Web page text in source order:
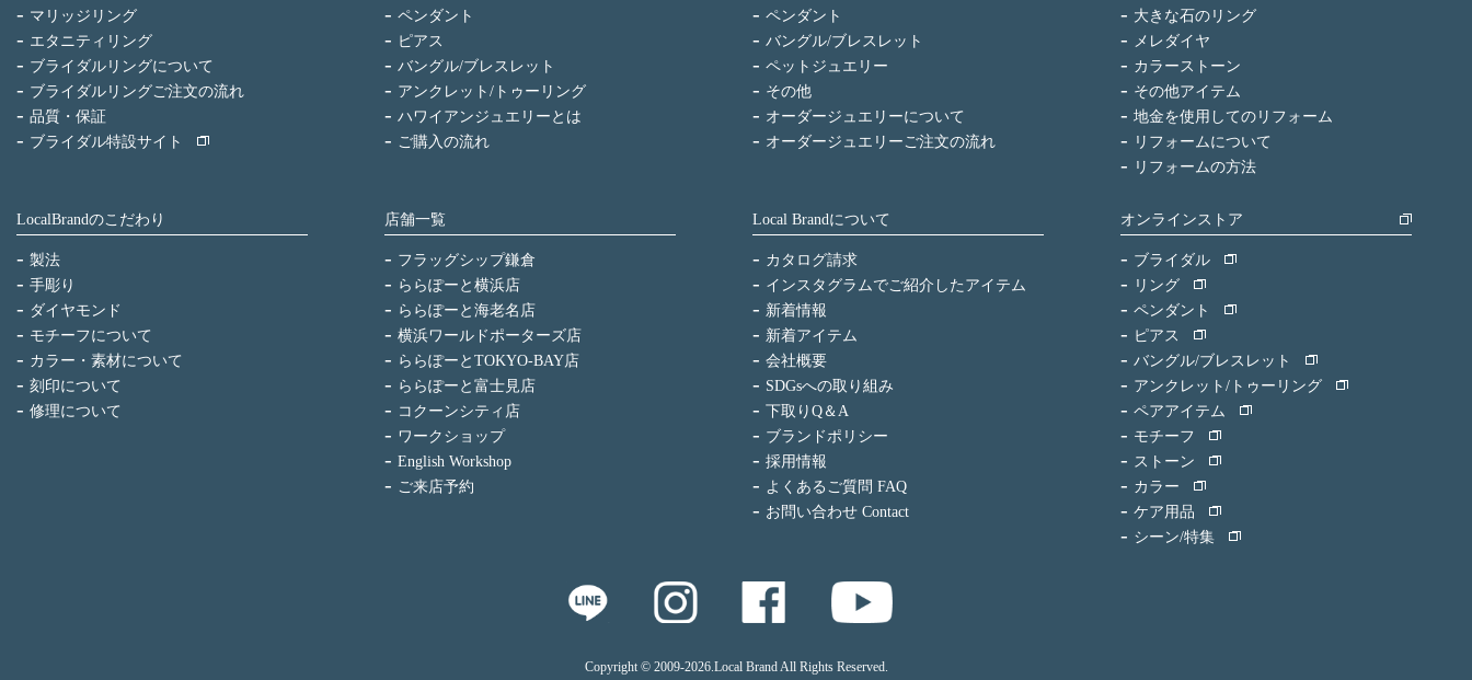
マリッジリング
エタニティリング
ブライダルリングについて
ブライダルリングご注文の流れ
品質・保証
ブライダル特設サイト
ペンダント
ピアス
バングル/ブレスレット
アンクレット/トゥーリング
ハワイアンジュエリーとは
ご購入の流れ
ペンダント
バングル/ブレスレット
ペットジュエリー
その他
オーダージュエリーについて
オーダージュエリーご注文の流れ
大きな石のリング
メレダイヤ
カラーストーン
その他アイテム
地金を使用してのリフォーム
リフォームについて
リフォームの方法
LocalBrandのこだわり
製法
手彫り
ダイヤモンド
モチーフについて
カラー・素材について
刻印について
修理について
店舗一覧
フラッグシップ鎌倉
ららぽーと横浜店
ららぽーと海老名店
横浜ワールドポーターズ店
ららぽーとTOKYO-BAY店
ららぽーと富士見店
コクーンシティ店
ワークショップ
English Workshop
ご来店予約
Local Brandについて
カタログ請求
インスタグラムでご紹介したアイテム
新着情報
新着アイテム
会社概要
SDGsへの取り組み
下取りQ＆A
ブランドポリシー
採用情報
よくあるご質問 FAQ
お問い合わせ Contact
オンラインストア
ブライダル
リング
ペンダント
ピアス
バングル/ブレスレット
アンクレット/トゥーリング
ペアアイテム
モチーフ
ストーン
カラー
ケア用品
シーン/特集
Copyright © 2009-2026.Local Brand All Rights Reserved.